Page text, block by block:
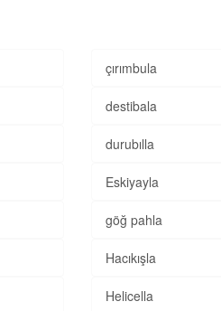
çırımbula
destibala
durubılla
Eskiyayla
göğ pahla
Hacıkışla
Helicella